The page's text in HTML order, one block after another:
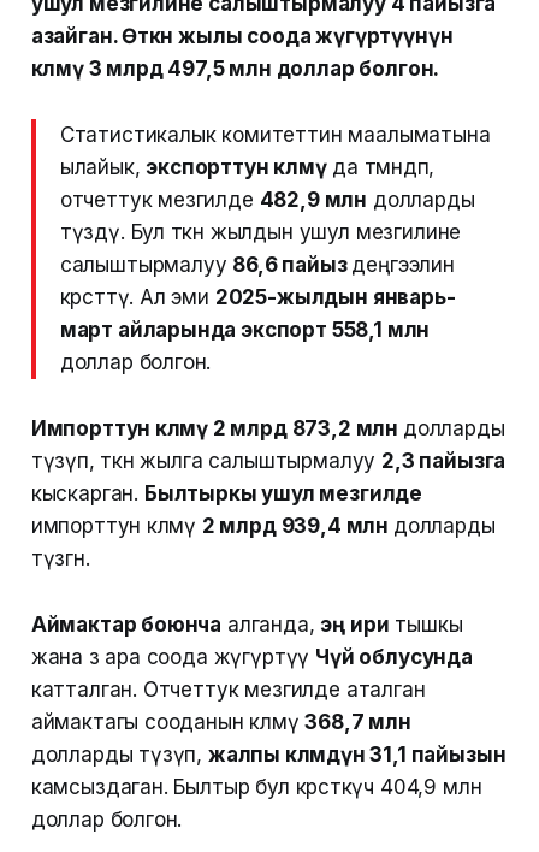
азайган. Өткөн жылы соода жүгүртүүнүн
көлөмү 3 млрд 497,5 млн доллар болгон.
Статистикалык комитеттин маалыматына
ылайык, экспорттун көлөмүда төмөндөп,
отчеттук мезгилде 482,9 млн долларды
түздү. Бул өткөн жылдын ушул мезгилине
салыштырмалуу 86,6 пайыз деңгээлин
көрсөттү. Ал эми 2025-жылдын январь-
март айларында экспорт 558,1 млн
доллар болгон.
Импорттун көлөмү 2 млрд 873,2 млн долларды
түзүп, өткөн жылга салыштырмалуу 2,3 пайызга
кыскарган. Былтыркы ушул мезгилде
импорттун көлөмү 2 млрд 939,4 млн долларды
түзгөн.
Аймактар боюнча алганда, эң ири тышкы
жана өз ара соода жүгүртүү Чүй облусунда
катталган. Отчеттук мезгилде аталган
аймактагы сооданын көлөмү368,7 млн
долларды түзүп, жалпы көлөмдүн 31,1 пайызын
камсыздаган. Былтыр бул көрсөткүч 404,9 млн
доллар болгон.